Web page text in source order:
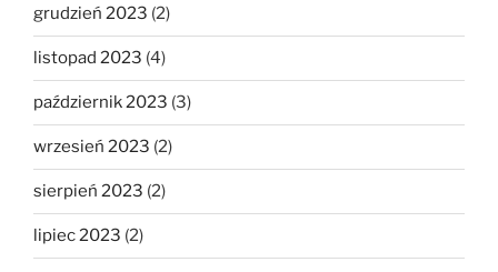
grudzień 2023 (2)
listopad 2023 (4)
październik 2023 (3)
wrzesień 2023 (2)
sierpień 2023 (2)
lipiec 2023 (2)